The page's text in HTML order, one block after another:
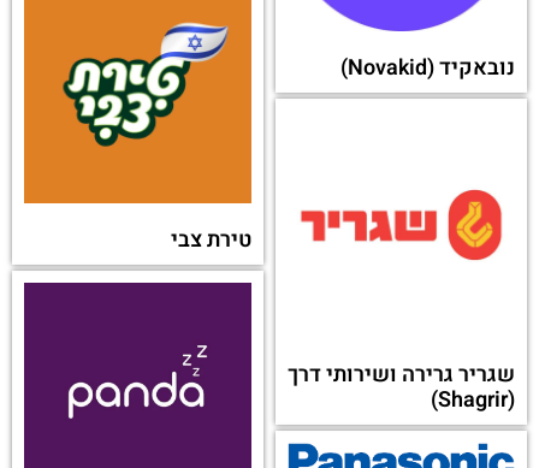
נובאקיד (Novakid)
שגריר גרירה ושירותי דרך
(Shagrir)
טירת צבי